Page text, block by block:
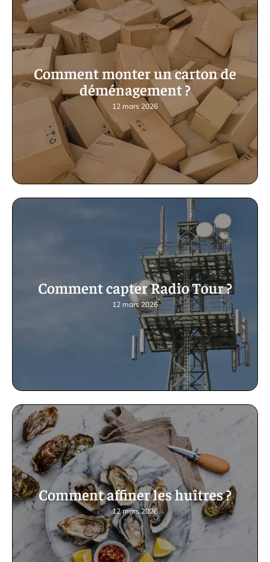
Comment monter un carton de
déménagement ?
12 mars 2026
Comment capter Radio Tour ?
12 mars 2026
Comment affiner les huîtres ?
12 mars 2026